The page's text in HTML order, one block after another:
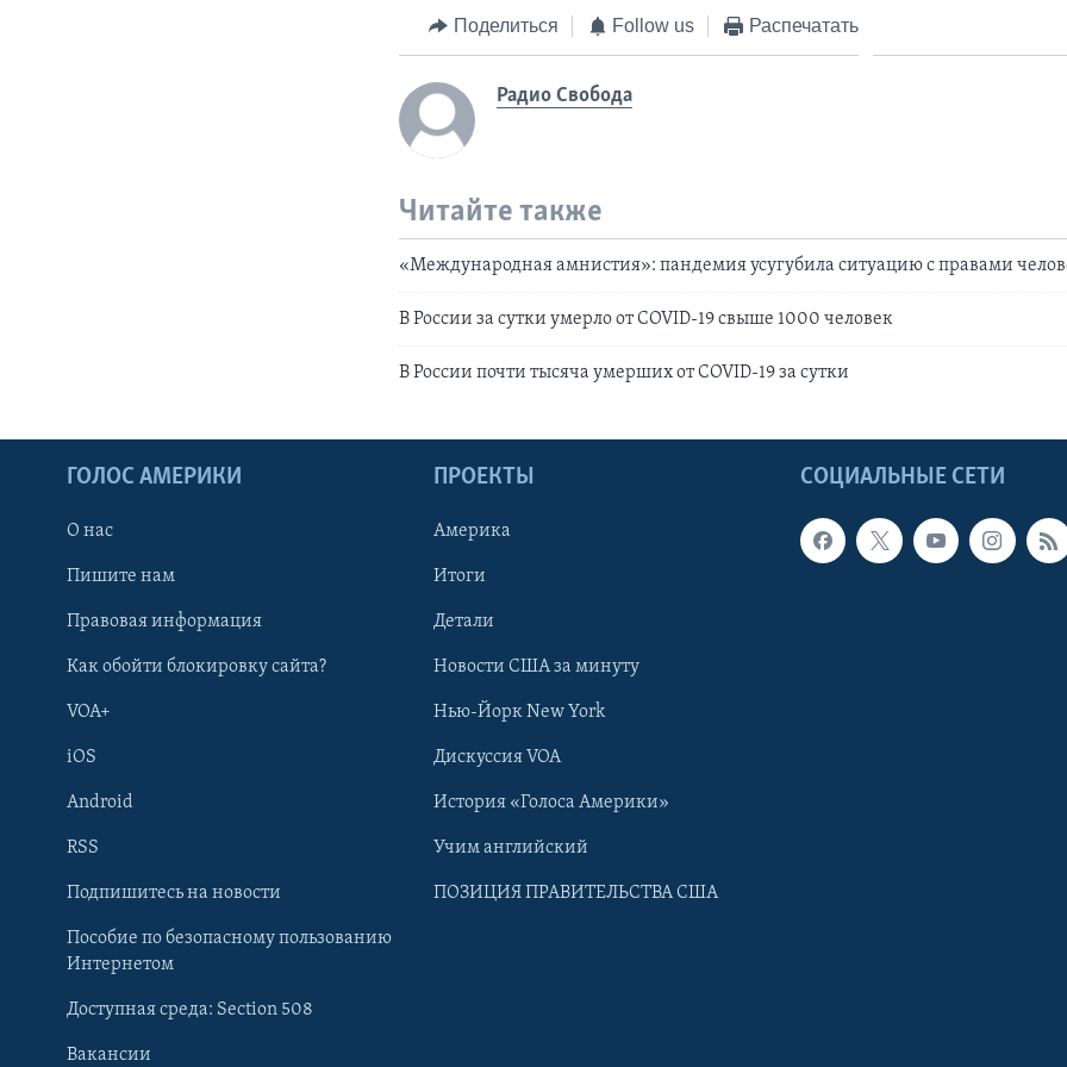
Learning English
Поделиться Follow us Распечатать
Радио Свобода
Читайте также
«Международная амнистия»: пандемия усугубила ситуацию с правами
В России за сутки умерло от COVID-19 свыше 1000 человек
В России почти тысяча умерших от COVID-19 за сутки
СОЦИАЛЬНЫЕ СЕТИ
ГОЛОС АМЕРИКИ
О нас
Пишите нам
Правовая информация
Как обойти блокировку сайта?
VOA+
iOS
Android
RSS
Подпишитесь на новости
Пособие по безопасному пользованию
Интернетом
Доступная среда: Section 508
Вакансии
ПРОЕКТЫ
Америка
Итоги
Детали
Новости США за минуту
Нью-Йорк New York
Дискуссия VOA
История «Голоса Америки»
Учим английский
ПОЗИЦИЯ ПРАВИТЕЛЬСТВА США